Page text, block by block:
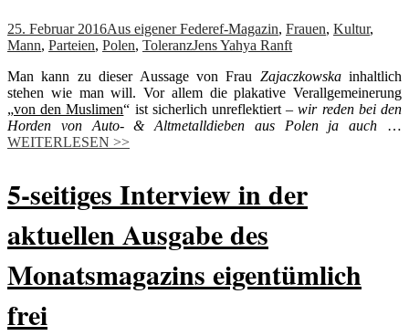
25. Februar 2016Aus eigener Federef-Magazin, Frauen, Kultur,
Mann, Parteien, Polen, ToleranzJens Yahya Ranft
Man kann zu dieser Aussage von Frau Zajaczkowskainhaltlich
stehen wie man will. Vor allem die plakative Verallgemeinerung
„von den Muslimen“ ist sicherlich unreflektiert– wir reden bei den
Horden von Auto- & Altmetalldieben aus Polen ja auch …
WEITERLESEN >>
5-seitiges Interview in der
aktuellen Ausgabe des
Monatsmagazins eigentümlich
frei